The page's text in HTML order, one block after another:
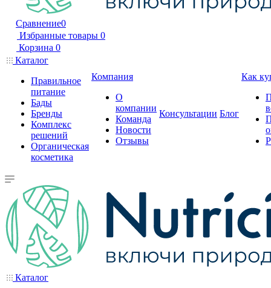
Сравнение0
Избранные товары 0
Корзина 0
Каталог
Правильное
питание
Бады
Бренды
Комплекс
решений
Органическая
косметика
Компания
О
компании
Команда
Новости
Отзывы
Консультации Блог
Как
Каталог